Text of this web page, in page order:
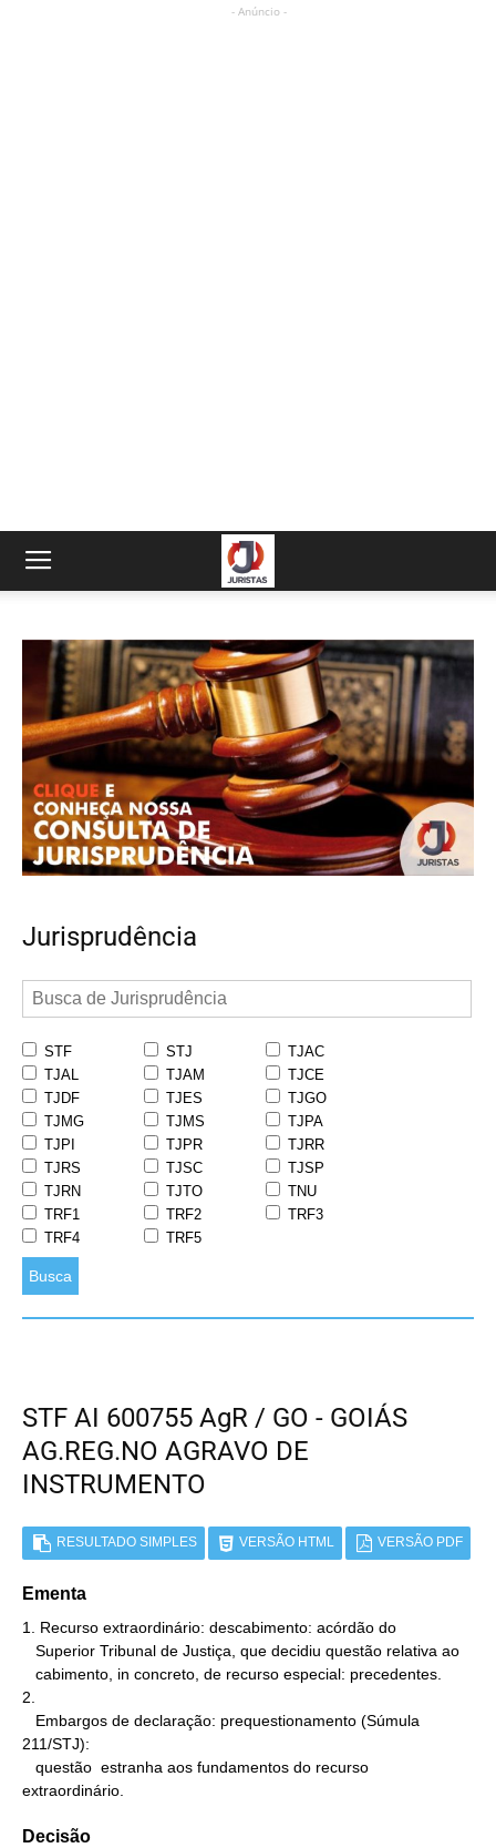
- Anúncio -
Jurisprudência
STF STJ
TJAC
TJAL
TJAM
TJCE
TJDF
TJES
TJGO
TJMG
TJMS
TJPA
TJPI
TJPR
TJRR
TJRS
TJSC
TJSP
TJRN
TJTO
TNU
TRF1
TRF2
TRF3
TRF4
TRF5
Busca
STF AI 600755 AgR / GO - GOIÁS
AG.REG.NO AGRAVO DE
INSTRUMENTO
RESULTADO SIMPLES VERSÃO HTML VERSÃO PDF
Ementa
1. Recurso extraordinário: descabimento: acórdão do
2.
211/STJ):
extraordinário.
Decisão